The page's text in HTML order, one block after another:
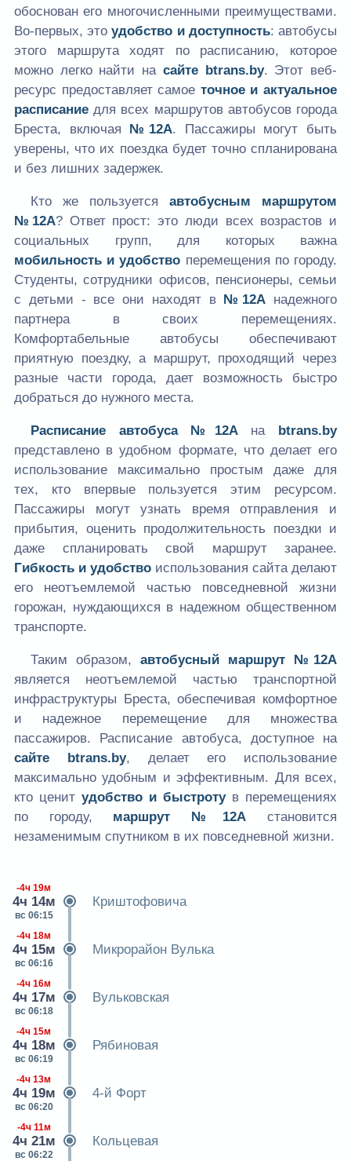
обоснован его многочисленными преимуществами.
Во-первых, этоудобство и доступность: автобусы
этого маршрута ходят по расписанию, которое
можно легко найти на сайте btrans.by. Этот веб-
ресурс предоставляет самое точное и актуальное
расписание для всех маршрутов автобусов города
Бреста, включая №12А. Пассажиры могут быть
уверены, что их поездка будет точно спланирована
и без лишних задержек.
Кто же пользуетсяавтобусным маршрутом
№12А? Ответ прост: это люди всех возрастов и
социальных групп, для которых важна
мобильность и удобство перемещения по городу.
Студенты, сотрудники офисов, пенсионеры, семьи
с детьми - все они находят в №12А надежного
партнера в своих перемещениях.
Комфортабельные автобусы обеспечивают
приятную поездку, а маршрут, проходящий через
разные части города, дает возможность быстро
добраться до нужного места.
Расписание автобуса №12Ана btrans.by
представлено в удобном формате, что делает его
использование максимально простым даже для
тех, кто впервые пользуется этим ресурсом.
Пассажиры могут узнать время отправления и
прибытия, оценить продолжительность поездки и
даже спланировать свой маршрут заранее.
Гибкость и удобство использования сайта делают
его неотъемлемой частью повседневной жизни
горожан, нуждающихся в надежном общественном
транспорте.
Таким образом,автобусный маршрут №12А
является неотъемлемой частью транспортной
инфраструктуры Бреста, обеспечивая комфортное
и надежное перемещение для множества
пассажиров. Расписание автобуса, доступное на
сайте btrans.by, делает его использование
максимально удобным и эффективным. Для всех,
кто ценит удобство и быстротув перемещениях
по городу, маршрут №12А становится
незаменимым спутником в их повседневной жизни.
-4ч 19м
4ч 14м
вс 06:15
Криштофовича
-4ч 18м
4ч 15м
вс 06:16
Микрорайон Вулька
-4ч 16м
4ч 17м
вс 06:18
Вульковская
-4ч 15м
4ч 18м
вс 06:19
Рябиновая
-4ч 13м
4ч 19м
вс 06:20
4-й Форт
-4ч 11м
4ч 21м
вс 06:22
Кольцевая